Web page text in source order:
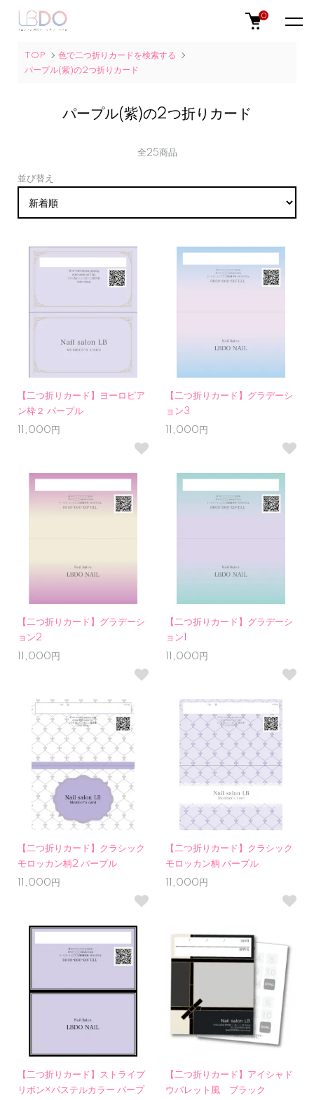
0
TOP
色で二つ折りカードを検索する
パープル(紫)の2つ折りカード
パープル(紫)の2つ折りカード
全25商品
並び替え
【二つ折りカード】ヨーロピア
ン枠２ パープル
11,000円
【二つ折りカード】グラデーシ
ョン3
11,000円
【二つ折りカード】グラデーシ
ョン2
11,000円
【二つ折りカード】グラデーシ
ョン1
11,000円
【二つ折りカード】クラシック
モロッカン柄2 パープル
11,000円
【二つ折りカード】クラシック
モロッカン柄 パープル
11,000円
【二つ折りカード】ストライプ
リボン×パステルカラー パープ
【二つ折りカード】アイシャド
ウパレット風 ブラック